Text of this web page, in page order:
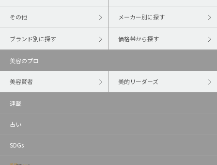
その他 メーカー別に探す
ブランド別に探す 価格帯から探す
美容のプロ
美容賢者 美的リーダーズ
連載
占い
SDGs